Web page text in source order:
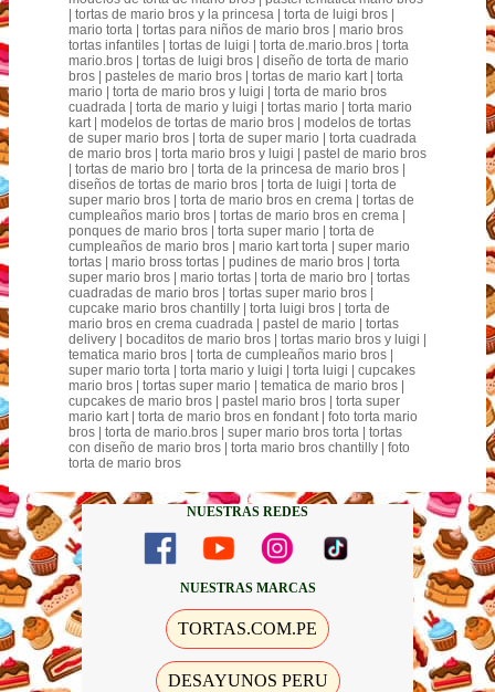
| tortas de mario bros y la princesa | torta de luigi bros |
mario torta | tortas para niños de mario bros | mario bros
tortas infantiles | tortas de luigi | torta de.mario.bros | torta
mario.bros | tortas de luigi bros | diseño de torta de mario
bros | pasteles de mario bros | tortas de mario kart | torta
mario | torta de mario bros y luigi | torta de mario bros
cuadrada | torta de mario y luigi | tortas mario | torta mario
kart | modelos de tortas de mario bros | modelos de tortas
de super mario bros | torta de super mario | torta cuadrada
de mario bros | torta mario bros y luigi | pastel de mario bros
| tortas de mario bro | torta de la princesa de mario bros |
diseños de tortas de mario bros | torta de luigi | torta de
super mario bros | torta de mario bros en crema | tortas de
cumpleaños mario bros | tortas de mario bros en crema |
ponques de mario bros | torta super mario | torta de
cumpleaños de mario bros | mario kart torta | super mario
tortas | mario bross tortas | pudines de mario bros | torta
super mario bros | mario tortas | torta de mario bro | tortas
cuadradas de mario bros | tortas super mario bros |
cupcake mario bros chantilly | torta luigi bros | torta de
mario bros en crema cuadrada | pastel de mario | tortas
delivery | bocaditos de mario bros | tortas mario bros y luigi |
tematica mario bros | torta de cumpleaños mario bros |
super mario torta | torta mario y luigi | torta luigi | cupcakes
mario bros | tortas super mario | tematica de mario bros |
cupcakes de mario bros | pastel mario bros | torta super
mario kart | torta de mario bros en fondant | foto torta mario
bros | torta de mario.bros | super mario bros torta | tortas
con diseño de mario bros | torta mario bros chantilly | foto
torta de mario bros
NUESTRAS REDES
NUESTRAS MARCAS
TORTAS.COM.PE
DESAYUNOS PERU